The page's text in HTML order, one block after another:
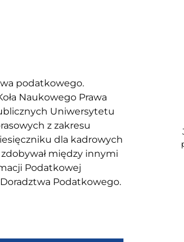
podatkowego.
Naukowego Prawa
Uniwersytetu
z zakresu
dla kadrowych
między innymi
Podatkowej
Podatkowego.